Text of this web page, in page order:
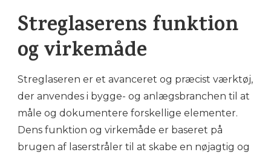
Streglaserens funktion
og virkemåde
Streglaseren er et avanceret og præcist værktøj,
der anvendes i bygge- og anlægsbranchen til at
måle og dokumentere forskellige elementer.
Dens funktion og virkemåde er baseret på
brugen af laserstråler til at skabe en nøjagtig og